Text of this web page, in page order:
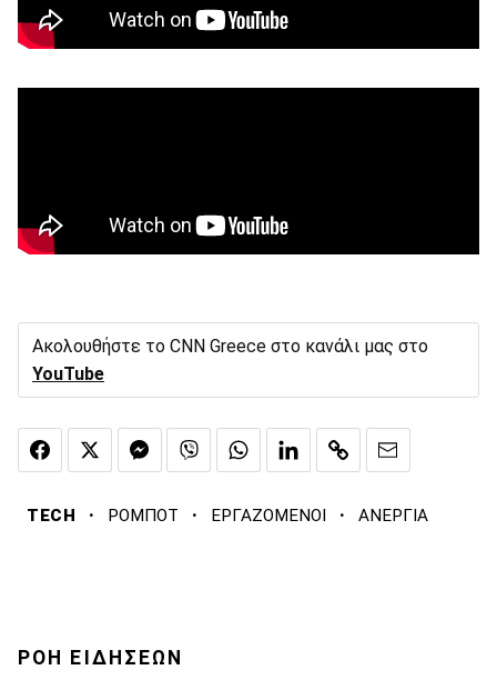
Ακολουθήστε το CNN Greece στο κανάλι μας στο
YouTube
TECH · ΡΟΜΠΟΤ · ΕΡΓΑΖΟΜΕΝΟΙ · ΑΝΕΡΓΙΑ
ΡΟΗ ΕΙΔΗΣΕΩΝ